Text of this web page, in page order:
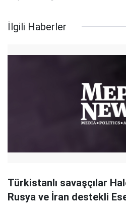
İlgili Haberler
Türkistanlı savaşçılar
Rusya ve İran destekli